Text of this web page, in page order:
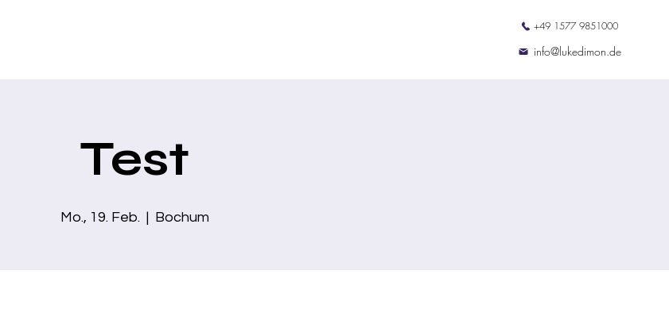
+49 1577 9851000
info@lukedimon.de
Test
Mo., 19. Feb.
  |
Bochum